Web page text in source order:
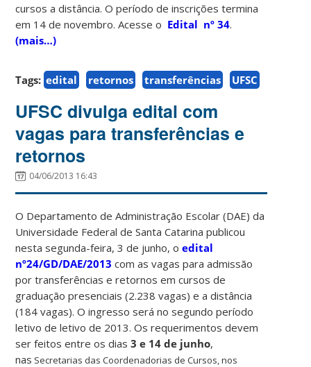
cursos a distância. O período de inscrições termina
em 14 de novembro. Acesse o Edital nº 34.
(mais…)
Tags: edital retornos transferências UFSC
UFSC divulga edital com
vagas para transferências e
retornos
04/06/2013 16:43
O Departamento de Administração Escolar (DAE) da
Universidade Federal de Santa Catarina publicou
nesta segunda-feira, 3 de junho, oedital
nº24/GD/DAE/2013 com as vagas para admissão
por transferências e retornos em cursos de
graduação presenciais (2.238 vagas) e a distância
(184 vagas). O ingresso será no segundo período
letivo de letivo de 2013. Os requerimentos devem
ser feitos entre os dias3 e 14 de junho,
nas Secretarias das Coordenadorias de Cursos, nos